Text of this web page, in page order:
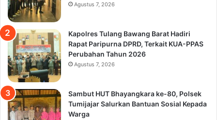
Agustus 7, 2026
Kapolres Tulang Bawang Barat Hadiri
Rapat Paripurna DPRD, Terkait KUA-PPAS
Perubahan Tahun 2026
Agustus 7, 2026
Sambut HUT Bhayangkara ke-80, Polsek
Tumijajar Salurkan Bantuan Sosial Kepada
Warga